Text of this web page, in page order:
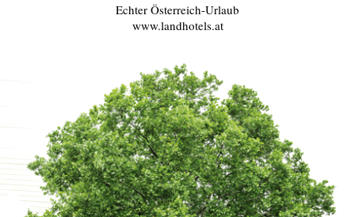
Echter Österreich-Urlaub
www.landhotels.at